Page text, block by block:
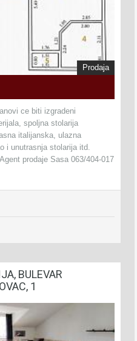
Prodaja
ce biti izgradeni
spoljna stolarija
italijanska, ulazna
i unutrasnja stolarija itd.
prodaje Sasa 063/404-017
BULEVAR
1